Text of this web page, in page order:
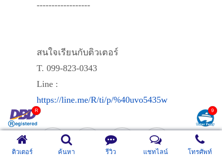
------------------
สนใจเรียนกับติวเตอร์
T. 099-823-0343
Line :
https://line.me/R/ti/p/%40uvo5435w
ติวเตอร์ ค้นหา รีวิว แชทไลน์ โทรศัพท์